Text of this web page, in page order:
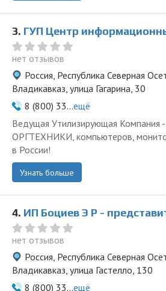
3. ГУП Центр информационных технологий - представитель
нет отзывов
Россия, Республика Северная
Владикавказ, улица Гагарина, 30
8 (800) 33...ещё
Ведущая Утилизирующая
ОРГТЕХНИКИ, компьютеров,
в России!
Узнать больше
4. ИП Боциев Э Р - представитель ООО Ведущая
нет отзывов
Россия, Республика Северная
Владикавказ, улица Гастелло, 130
8 (800) 33...ещё